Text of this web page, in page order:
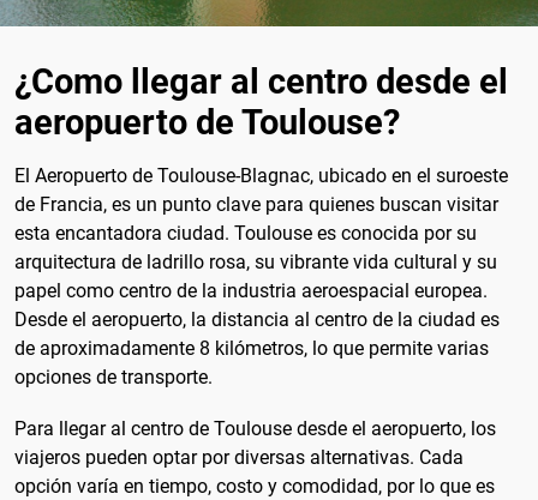
¿Como llegar al centro desde el
aeropuerto de Toulouse?
El Aeropuerto de Toulouse-Blagnac, ubicado en el suroeste
de Francia, es un punto clave para quienes buscan visitar
esta encantadora ciudad. Toulouse es conocida por su
arquitectura de ladrillo rosa, su vibrante vida cultural y su
papel como centro de la industria aeroespacial europea.
Desde el aeropuerto, la distancia al centro de la ciudad es
de aproximadamente 8 kilómetros, lo que permite varias
opciones de transporte.
Para llegar al centro de Toulouse desde el aeropuerto, los
viajeros pueden optar por diversas alternativas. Cada
opción varía en tiempo, costo y comodidad, por lo que es